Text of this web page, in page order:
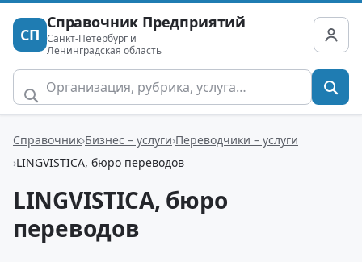
СП
Справочник Предприятий
Санкт-Петербург и
Ленинградская область
Справочник Бизнес – услуги Переводчики – услуги
LINGVISTICA, бюро переводов
LINGVISTICA, бюро
переводов